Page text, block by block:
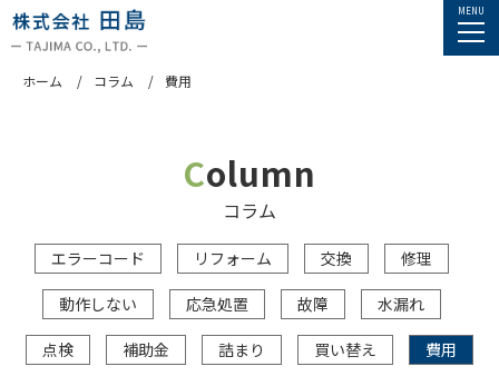
ホーム コラム 費用
Column
コラム
エラーコード リフォーム 交換 修理
動作しない 応急処置 故障 水漏れ
点検 補助金 詰まり 買い替え 費用